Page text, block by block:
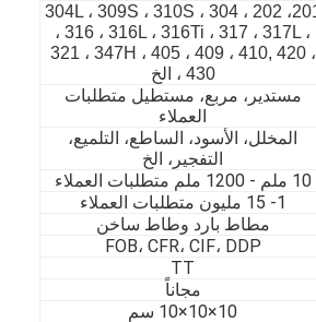
201، 202 ، 304 ، 304L ، 309S ، 310S
، 316 ، 316L ، 316Ti ، 317 ، 317L ،
321 ، 347H ، 405 ، 409 ، 410, 420 ،
430 ، الخ
مستدير، مربع، مستطيل متطلبات
العملاء
المخلل، الأسود، الساطع، التلميع،
التفجير، الخ
10 ملم - 1200 ملم متطلبات العملاء
1- 15 مليون متطلبات العملاء
مطاط بارد وطاط ساخن
FOB، CFR، CIF، DDP
TT
مجاناً
10×10×10 سم